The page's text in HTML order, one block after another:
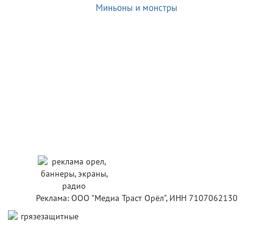
Миньоны и монстры
Реклама: ООО "Медиа Траст Орёл", ИНН 7107062130